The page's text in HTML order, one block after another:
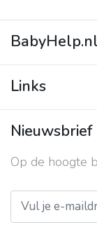
BabyHelp.nl
Vraag &
Links
Contact
Over ons
Privacy beleid
Nieuwsbrief
Op de hoogte